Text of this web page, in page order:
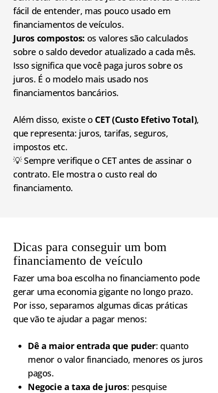
fácil de entender, mas pouco usado em
financiamentos de veículos.
Juros compostos: os valores são calculados
sobre o saldo devedor atualizado a cada mês.
Isso significa que você paga juros sobre os
juros. É o modelo mais usado nos
financiamentos bancários.
Além disso, existe o CET (Custo Efetivo Total),
que representa: juros, tarifas, seguros,
impostos etc.
💡 Sempre verifique o CET antes de assinar o
contrato. Ele mostra o custo real do
financiamento.
Dicas para conseguir um bom
financiamento de veículo
Fazer uma boa escolha no financiamento pode
gerar uma economia gigante no longo prazo.
Por isso, separamos algumas dicas práticas
que vão te ajudar a pagar menos:
Dê a maior entrada que puder: quanto
menor o valor financiado, menores os juros
pagos.
Negocie a taxa de juros: pesquise